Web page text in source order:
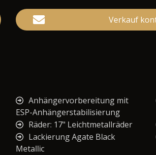
Verkauf
Anhängervorbereitung mit
ESP-Anhängerstabilisierung
Räder: 17" Leichtmetallräder
Lackierung Agate Black
Metallic